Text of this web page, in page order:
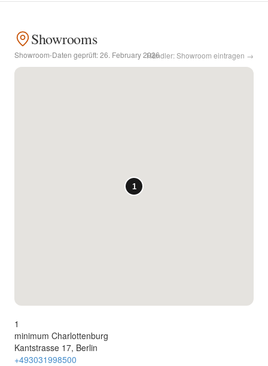
Kontakt
Deutsch
Showrooms
Showroom-Daten geprüft:26. February 2026Händler: Showroom eintragen →
1
minimum Charlottenburg
Kantstrasse 17, Berlin
+493031998500